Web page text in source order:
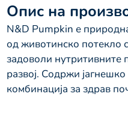
Опис на
N&D Pumpkin е
од животинско потекло
задоволи нутритивните
развој. Содржи
комбинација за здрав